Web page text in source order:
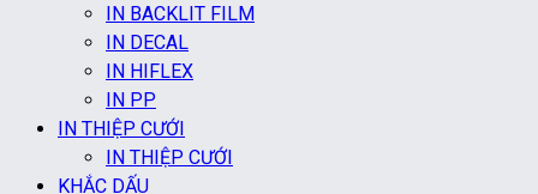
IN BACKLIT FILM
IN DECAL
IN HIFLEX
IN PP
IN THIỆP CƯỚI
IN THIỆP CƯỚI
KHẮC DẤU